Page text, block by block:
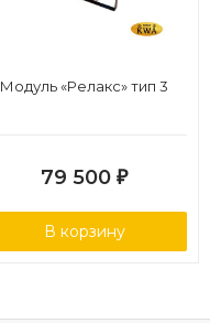
Модуль «Релакс» тип 3
79 500 ₽
В корзину